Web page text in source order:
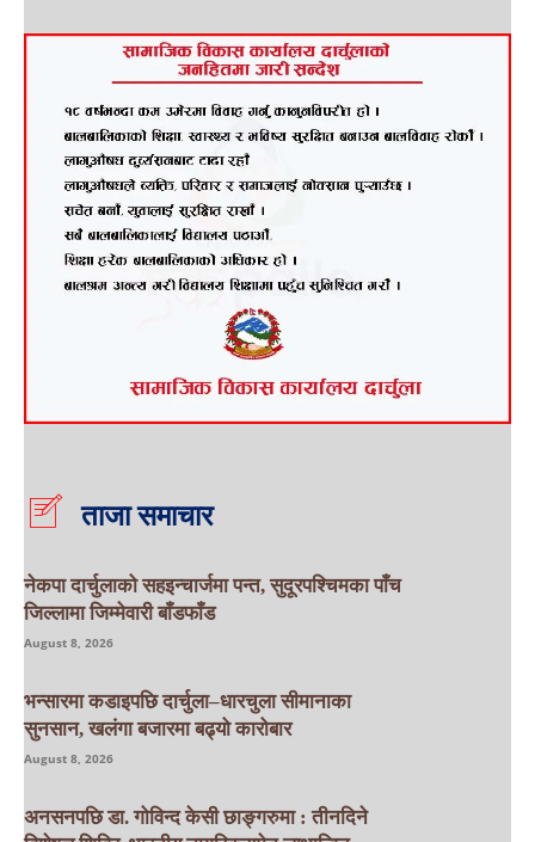
ताजा समाचार
नेकपा दार्चुलाको सहइन्चार्जमा पन्त, सुदूरपश्चिमका पाँच
जिल्लामा जिम्मेवारी बाँडफाँड
August 8, 2026
भन्सारमा कडाइपछि दार्चुला–धारचुला सीमानाका
सुनसान, खलंगा बजारमा बढ्यो कारोबार
August 8, 2026
अनसनपछि डा. गोविन्द केसी छाङ्गरुमा : तीनदिने